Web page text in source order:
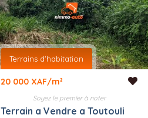
Terrains d'habitation
20 000 XAF/m²
Soyez le premier à noter
Terrain a Vendre a Toutouli